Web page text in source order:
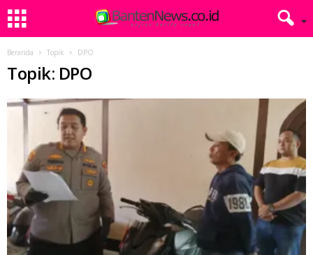
Beranda Topik DPO
Topik: DPO